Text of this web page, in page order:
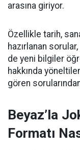
arasına giriyor.
Özellikle tarih,
hazırlanan
de yeni bilgiler
hakkında
gören
Beyaz’la
Formatı